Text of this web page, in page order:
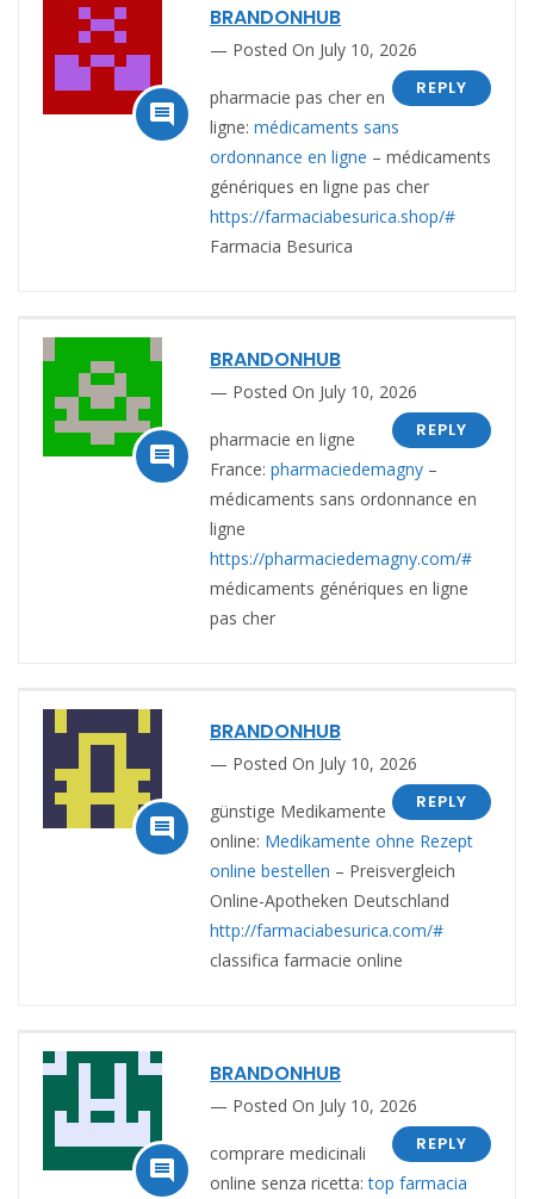

BRANDONHUB
Posted On July 10, 2026
REPLY
pharmacie pas cher en
ligne: médicaments sans
ordonnance en ligne – médicaments
génériques en ligne pas cher
https://farmaciabesurica.shop/#
Farmacia Besurica

BRANDONHUB
Posted On July 10, 2026
REPLY
pharmacie en ligne
France: pharmaciedemagny –
médicaments sans ordonnance en
ligne
https://pharmaciedemagny.com/#
médicaments génériques en ligne
pas cher

BRANDONHUB
Posted On July 10, 2026
REPLY
günstige Medikamente
online: Medikamente ohne Rezept
online bestellen – Preisvergleich
Online-Apotheken Deutschland
http://farmaciabesurica.com/#
classifica farmacie online

BRANDONHUB
Posted On July 10, 2026
REPLY
comprare medicinali
online senza ricetta:top farmacia